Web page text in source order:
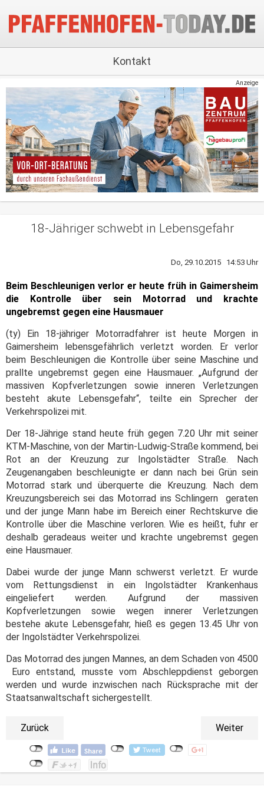
Kontakt
Anzeige
18-Jähriger schwebt in Lebensgefahr
Do, 29.10.2015 14:53 Uhr
Beim Beschleunigen verlor er heute früh in Gaimersheim
die Kontrolle über sein Motorrad und krachte
ungebremst gegen eine Hausmauer
(ty) Ein 18-jähriger Motorradfahrer ist heute Morgen in
Gaimersheim lebensgefährlich verletzt worden. Er verlor
beim Beschleunigen die Kontrolle über seine Maschine und
prallte ungebremst gegen eine Hausmauer. „Aufgrund der
massiven Kopfverletzungen sowie inneren Verletzungen
besteht akute Lebensgefahr“, teilte ein Sprecher der
Verkehrspolizei mit.
Der 18-Jährige stand heute früh gegen 7.20 Uhr mit seiner
KTM-Maschine, von der Martin-Ludwig-Straße kommend, bei
Rot an der Kreuzung zur Ingolstädter Straße. Nach
Zeugenangaben beschleunigte er dann nach bei Grün sein
Motorrad stark und überquerte die Kreuzung. Nach dem
Kreuzungsbereich sei das Motorrad ins Schlingern geraten
und der junge Mann habe im Bereich einer Rechtskurve die
Kontrolle über die Maschine verloren. Wie es heißt, fuhr er
deshalb geradeaus weiter und krachte ungebremst gegen
eine Hausmauer.
Dabei wurde der junge Mann schwerst verletzt. Er wurde
vom Rettungsdienst in ein Ingolstädter Krankenhaus
eingeliefert werden. Aufgrund der massiven
Kopfverletzungen sowie wegen innerer Verletzungen
bestehe akute Lebensgefahr, hieß es gegen 13.45 Uhr von
der Ingolstädter Verkehrspolizei.
Das Motorrad des jungen Mannes, an dem Schaden von 4500
Euro entstand, musste vom Abschleppdienst geborgen
werden und wurde inzwischen nach Rücksprache mit der
Staatsanwaltschaft sichergestellt.
Zurück Weiter